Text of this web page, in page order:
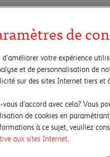
Œuvres
ligne
de
votre expérience
et de personnalisation de
sur des sites Internet tiers
vous d’accord avec cela? Vous
de cookies en
à ce sujet, veuillez
aux sites Internet.